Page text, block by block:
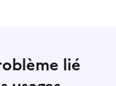
lié